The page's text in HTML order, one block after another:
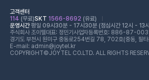
고객센터
114 (무료)SKT 1566-8692 (유료)
운영시간평일 09시30분 - 17시30분 (점심시간 12시 - 13
주식회사 조이텔대표: 정민기 사업자등록번호: 886-87-
경기도 부천시 원미구 중동로254번길 78, 702호(중동, 필타
E-mail: admin@joytel.kr
COPYRIGHT©JOYTEL CO.LTD. ALL RIGHTS